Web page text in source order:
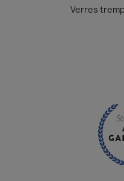
Verres